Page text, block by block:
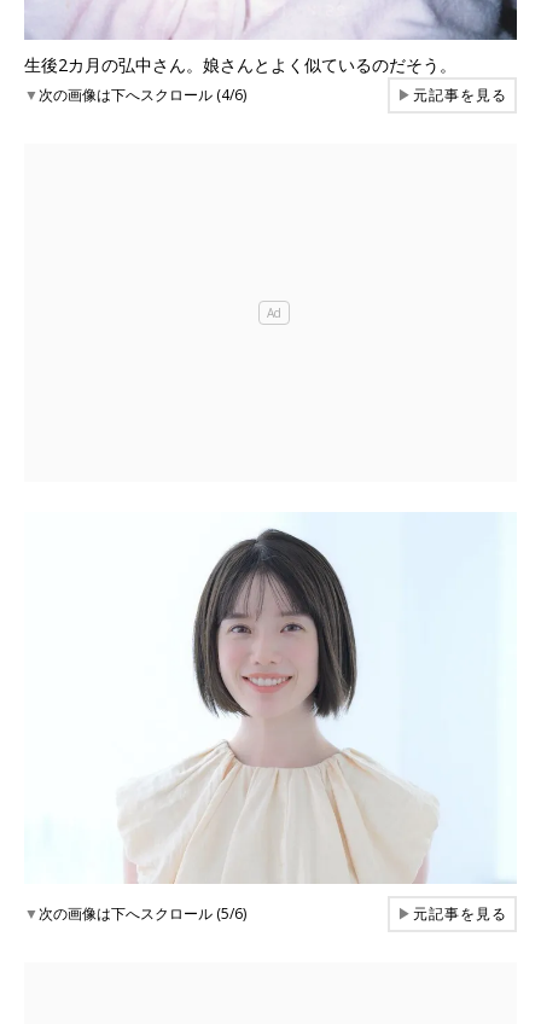
生後2カ月の弘中さん。娘さんとよく似ているのだそう。
▼次の画像は下へスクロール (4/6) ▶元記事を見る
▼次の画像は下へスクロール (5/6) ▶元記事を見る